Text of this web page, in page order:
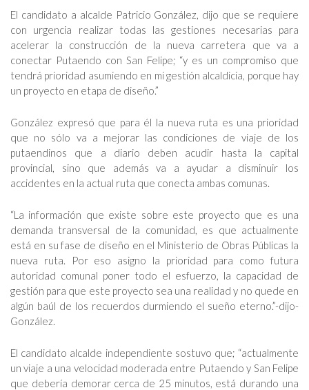
El candidato a alcalde Patricio González, dijo que se requiere
con urgencia realizar todas las gestiones necesarias para
acelerar la construcción de la nueva carretera que va a
conectar Putaendo con San Felipe; “y es un compromiso que
tendrá prioridad asumiendo en mi gestión alcaldicia, porque hay
un proyecto en etapa de diseño.”
González expresó que para él la nueva ruta es una prioridad
que no sólo va a mejorar las condiciones de viaje de los
putaendinos que a diario deben acudir hasta la capital
provincial, sino que además va a ayudar a disminuir los
accidentes en la actual ruta que conecta ambas comunas.
“La información que existe sobre este proyecto que es una
demanda transversal de la comunidad, es que actualmente
está en su fase de diseño en el Ministerio de Obras Públicas la
nueva ruta. Por eso asigno la prioridad para como futura
autoridad comunal poner todo el esfuerzo, la capacidad de
gestión para que este proyecto sea una realidad y no quede en
algún baúl de los recuerdos durmiendo el sueño eterno.”-dijo-
González.
El candidato alcalde independiente sostuvo que; “actualmente
un viaje a una velocidad moderada entre Putaendo y San Felipe
que debería demorar cerca de 25 minutos, está durando una